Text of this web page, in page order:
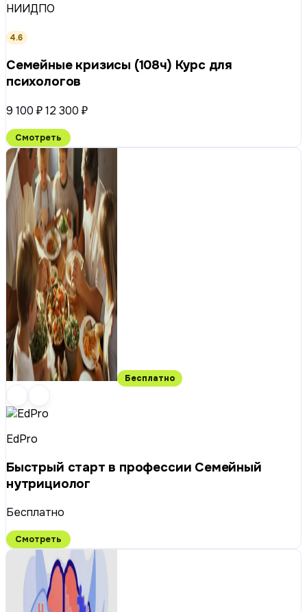
НИИДПО
4.6
Семейные кризисы (108ч) Курс для
психологов
9 100 ₽12 300 ₽
Смотреть
Бесплатно
EdPro
Быстрый старт в профессии Семейный
нутрициолог
Бесплатно
Смотреть